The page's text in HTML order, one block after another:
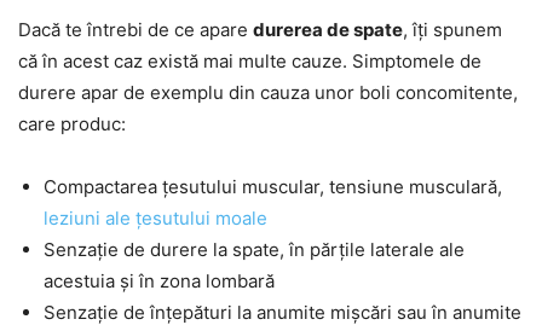
Dacă te întrebi de ce apare durerea de spate, îți spunem
că în acest caz există mai multe cauze. Simptomele de
durere apar de exemplu din cauza unor boli concomitente,
care produc:
Compactarea țesutului muscular, tensiune musculară,
leziuni ale țesutului moale
Senzație de durere la spate, în părțile laterale ale
acestuia și în zona lombară
Senzație de înțepături la anumite mișcări sau în anumite